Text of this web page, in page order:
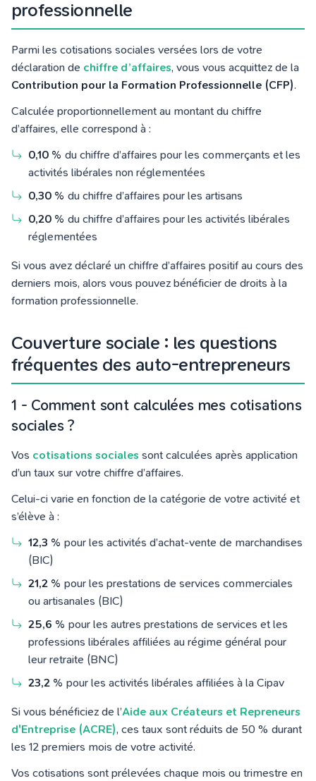
professionnelle
Parmi les cotisations sociales versées lors de votre
déclaration de chiffre d’affaires, vous vous acquittez de la
Contribution pour la Formation Professionnelle (CFP).
Calculée proportionnellement au montant du chiffre
d’affaires, elle correspond à :
0,10 % du chiffre d’affaires pour les commerçants et les
activités libérales non réglementées
0,30 % du chiffre d’affaires pour les artisans
0,20 % du chiffre d’affaires pour les activités libérales
réglementées
Si vous avez déclaré un chiffre d’affaires positif au cours des
derniers mois, alors vous pouvez bénéficier de droits à la
formation professionnelle.
Couverture sociale : les questions
fréquentes des auto-entrepreneurs
1 - Comment sont calculées mes cotisations
sociales ?
Vos cotisations sociales sont calculées après application
d’un taux sur votre chiffre d’affaires.
Celui-ci varie en fonction de la catégorie de votre activité et
s’élève à :
12,3 % pour les activités d’achat-vente de marchandises
(BIC)
21,2 % pour les prestations de services commerciales
ou artisanales (BIC)
25,6 % pour les autres prestations de services et les
professions libérales affiliées au régime général pour
leur retraite (BNC)
23,2 % pour les activités libérales affiliées à la Cipav
Si vous bénéficiez de l’Aide aux Créateurs et Repreneurs
d'Entreprise (ACRE), ces taux sont réduits de 50 % durant
les 12 premiers mois de votre activité.
Vos cotisations sont prélevées chaque mois ou trimestre en